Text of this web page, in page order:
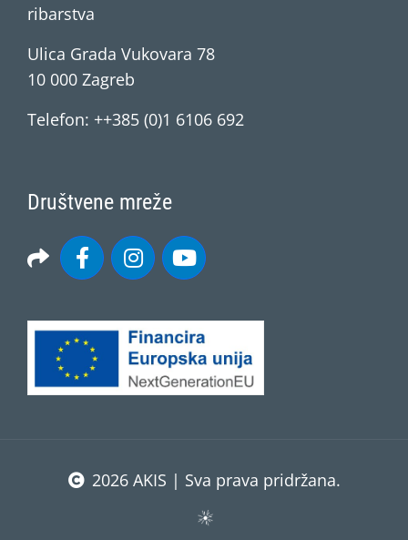
ribarstva
Ulica Grada Vukovara 78
10 000 Zagreb
Telefon: ++385 (0)1 6106 692
Društvene mreže
2026 AKIS | Sva prava pridržana.